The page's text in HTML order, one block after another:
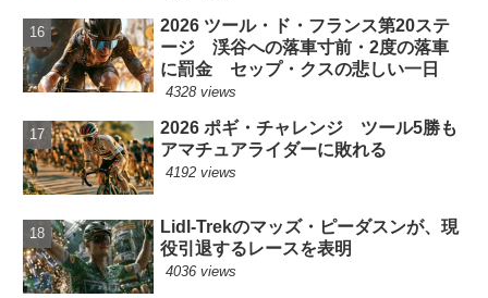
2026 ツール・ド・フランス第20ステ
ージ 渓谷への落車寸前・2度の落車
に罰金 セップ・クスの悲しい一日
4328 views
2026 ポギ・チャレンジ ツール5勝も
アマチュアライダーに敗れる
4192 views
Lidl-Trekのマッズ・ピーダスンが、現
役引退するレースを表明
4036 views